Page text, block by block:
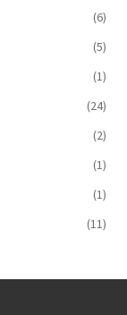
(6)
(5)
(1)
(24)
(2)
(1)
(1)
(11)